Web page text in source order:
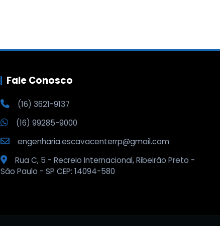
Fale Conosco
(16) 3621-9137
(16) 99285-9000
engenharia.escavacenterrp@gmail.com
Rua C, 5 - Recreio Internacional, Ribeirão Preto -
São Paulo - SP CEP: 14094-580